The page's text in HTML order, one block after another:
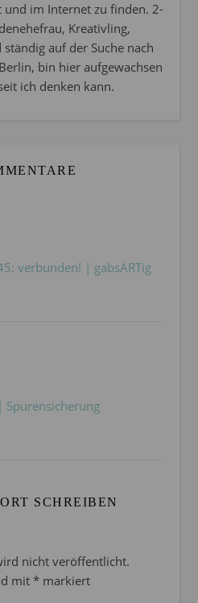
und im Internet zu finden. 2-
Kreativling,
auf der Suche nach
bin hier aufgewachsen
ich denken kann.
verbunden! | gabsARTig
Spurensicherung
SCHREIBEN
nicht veröffentlicht.
mit * markiert